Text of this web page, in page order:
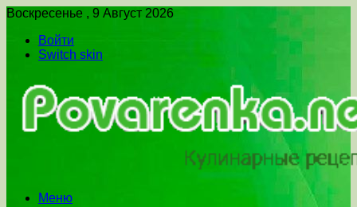
Воскресенье , 9 Август 2026
Войти
Switch skin
Меню